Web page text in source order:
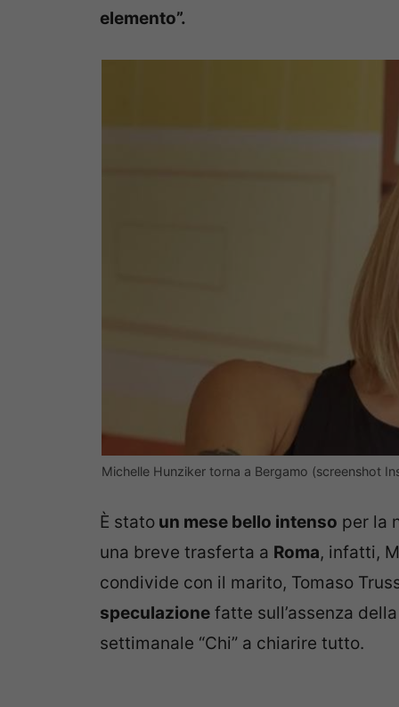
elemento”.
Michelle Hunziker torna a Bergamo (screenshot
È stato un mese bello intenso per la
una breve trasferta a Roma, infatti,
condivide con il marito, Tomaso
speculazione fatte sull’assenza
settimanale “Chi” a chiarire tutto.